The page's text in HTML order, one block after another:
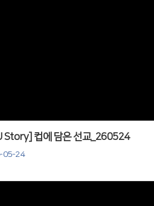
Story] 컵에 담은 선교_260524
05-24